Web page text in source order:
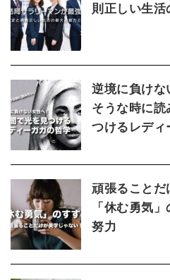
則正しい生
逆境に負けな
そうな時に
つけるレディ
頑張ることだ
「休む勇気
努力